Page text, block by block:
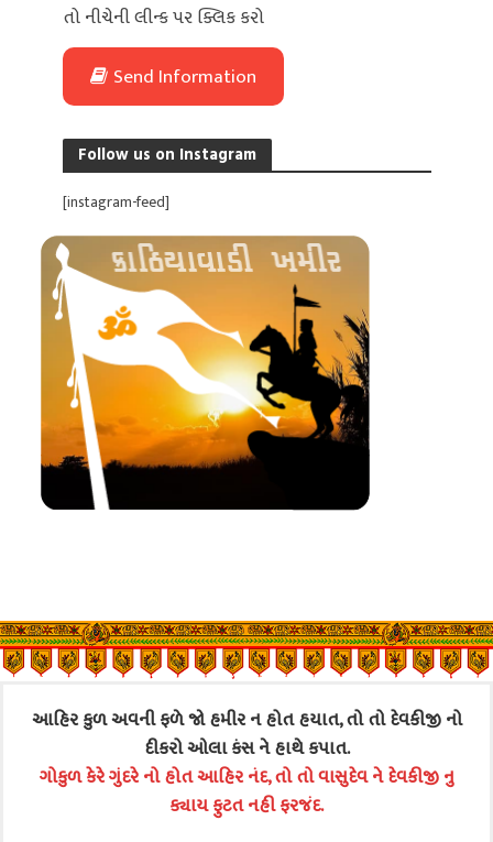
તો નીચેની લીન્ક પર ક્લિક કરો
Send Information
Follow us on Instagram
[instagram-feed]
આહિર કુળ અવની ફળે જો હમીર ન હોત હયાત, તો તો દેવકીજી નો
દીકરો ઓલા કંસ ને હાથે કપાત.
ગોકુળ કેરે ગુંદરે નો હોત આહિર નંદ, તો તો વાસુદેવ ને દેવકીજી નુ
ક્યાય ફુટત નહી ફરજંદ.